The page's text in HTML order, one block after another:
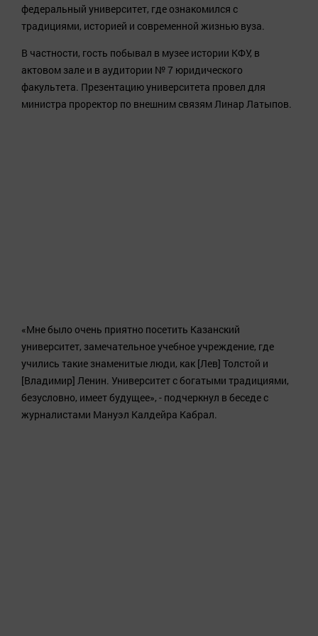
федеральный университет, где ознакомился с
традициями, историей и современной жизнью вуза.
В частности, гость побывал в музее истории КФУ, в
актовом зале и в аудитории № 7 юридического
факультета. Презентацию университета провел для
министра проректор по внешним связям Линар Латыпов.
«Мне было очень приятно посетить Казанский
университет, замечательное учебное учреждение, где
учились такие знаменитые люди, как [Лев] Толстой и
[Владимир] Ленин. Университет с богатыми традициями,
безусловно, имеет будущее», - подчеркнул в беседе с
журналистами Мануэл Калдейра Кабрал.